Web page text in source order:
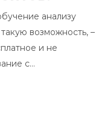
анализу
возможность, –
и не
с…